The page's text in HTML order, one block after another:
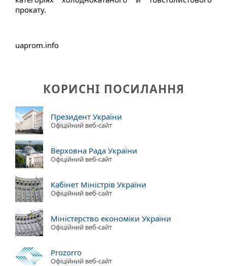
прокату.
uaprom.info
КОРИСНІ ПОСИЛАННЯ
Президент України
Офіційний веб-сайт
Верховна Рада України
Офіційний веб-сайт
Кабінет Міністрів України
Офіційний веб-сайт
Міністерство економіки України
Офіційний веб-сайт
Prozorro
Офіційний веб-сайт